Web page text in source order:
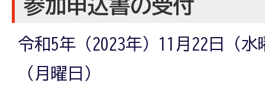
参加申込書の受付
令和5年（2023年）11月22日（
（月曜日）